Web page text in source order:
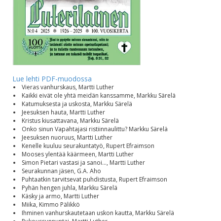
Lue lehti PDF-muodossa
Vieras vanhurskaus, Martti Luther
Kaikki eivät ole yhtä meidän kanssamme, Markku Särelä
Katumuksesta ja uskosta, Markku Särelä
Jeesuksen hauta, Martti Luther
Kristus kiusattavana, Markku Särelä
Onko sinun Vapahtajasi ristiinnaulittu? Markku Särelä
Jeesuksen nuoruus, Martti Luther
Kenelle kuuluu seurakuntatyö, Rupert Efraimson
Mooses ylentää käärmeen, Martti Luther
Simon Pietari vastasi ja sanoi..., Martti Luther
Seurakunnan jäsen, G.A. Aho
Puhtaatkin tarvitsevat puhdistusta, Rupert Efraimson
Pyhän hengen juhla, Markku Särelä
Käsky ja armo, Martti Luther
Miika, Kimmo Pälikkö
Ihminen vanhurskautetaan uskon kautta, Markku Särelä